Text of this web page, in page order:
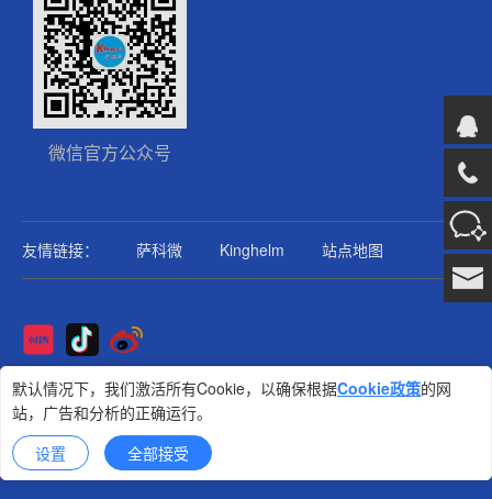
微信官方公众号
友情链接： 萨科微 Kinghelm 站点地图
Copyright@2025版权所有
金航标
技术支持: 集群科技
设置 全部接受
默认情况下，我们激活所有Cookie，以确保根据Cookie政策的网
站，广告和分析的正确运行。